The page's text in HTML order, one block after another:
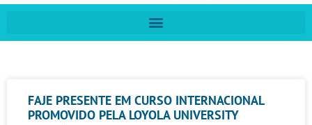
FAJE PRESENTE EM CURSO INTERNACIONAL
PROMOVIDO PELA LOYOLA UNIVERSITY